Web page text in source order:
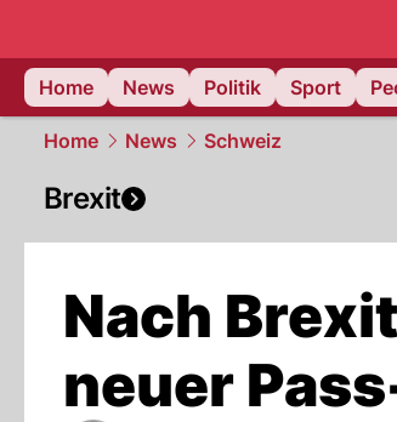
Home
News Politik Sport
Home News Schweiz
Brexit
Nach
neuer